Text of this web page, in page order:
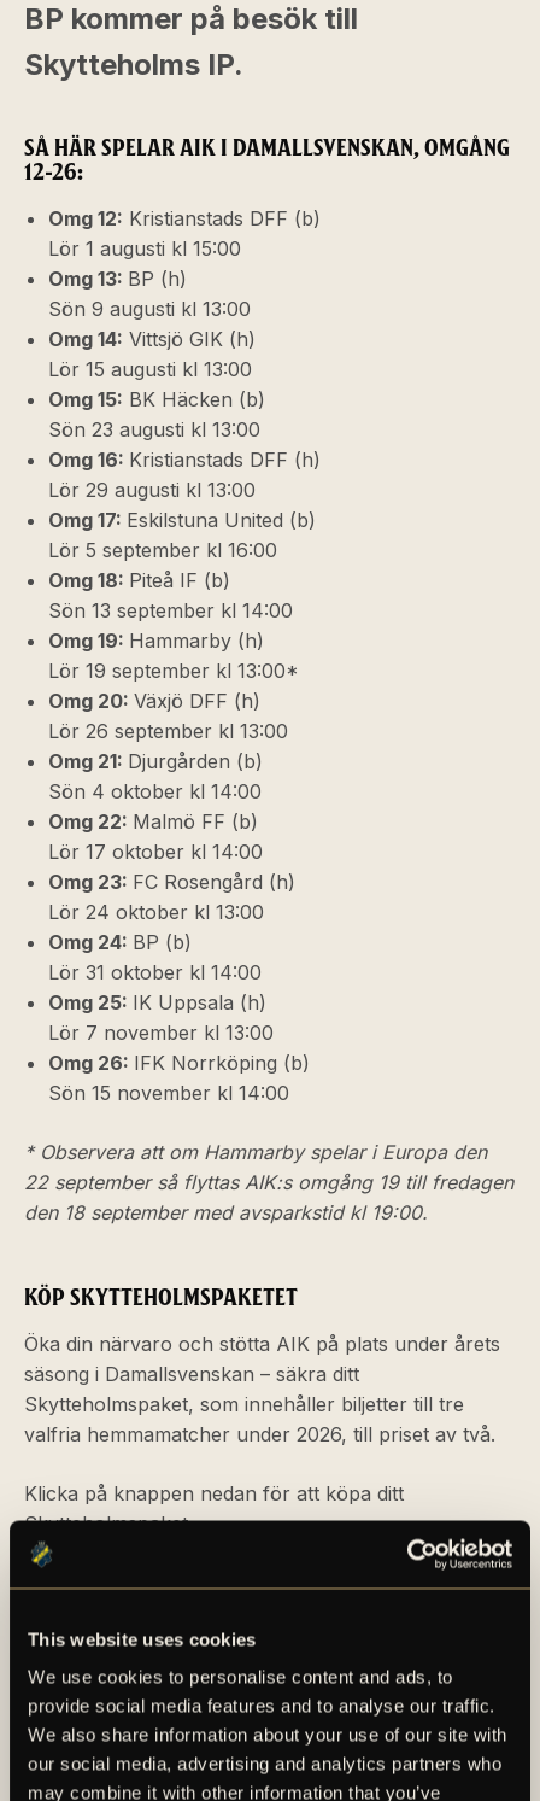
This website uses cookies
We use cookies to personalise content and ads, to
provide social media features and to analyse our traffic.
We also share information about your use of our site with
our social media, advertising and analytics partners who
may combine it with other information that you’ve
BP kommer på besök till
Skytteholms IP.
SÅ HÄR SPELAR AIK I DAMALLSVENSKAN, OMGÅNG
12-26:
Omg 12: Kristianstads DFF (b)
Lör 1 augusti kl 15:00
Omg 13: BP (h)
Sön 9 augusti kl 13:00
Omg 14: Vittsjö GIK (h)
Lör 15 augusti kl 13:00
Omg 15: BK Häcken (b)
Sön 23 augusti kl 13:00
Omg 16: Kristianstads DFF (h)
Lör 29 augusti kl 13:00
Omg 17: Eskilstuna United (b)
Lör 5 september kl 16:00
Omg 18: Piteå IF (b)
Sön 13 september kl 14:00
Omg 19: Hammarby (h)
Lör 19 september kl 13:00*
Omg 20: Växjö DFF (h)
Lör 26 september kl 13:00
Omg 21: Djurgården (b)
Sön 4 oktober kl 14:00
Omg 22: Malmö FF (b)
Lör 17 oktober kl 14:00
Omg 23: FC Rosengård (h)
Lör 24 oktober kl 13:00
Omg 24: BP (b)
Lör 31 oktober kl 14:00
Omg 25: IK Uppsala (h)
Lör 7 november kl 13:00
Omg 26: IFK Norrköping (b)
Sön 15 november kl 14:00
* Observera att om Hammarby spelar i Europa den
22 september så flyttas AIK:s omgång 19 till fredagen
den 18 september med avsparkstid kl 19:00.
KÖP SKYTTEHOLMSPAKETET
Öka din närvaro och stötta AIK på plats under årets
säsong i Damallsvenskan – säkra ditt
Skytteholmspaket, som innehåller biljetter till tre
valfria hemmamatcher under 2026, till priset av två.
Klicka på knappen nedan för att köpa ditt
Skytteholmspaket.
FLER NYHETER